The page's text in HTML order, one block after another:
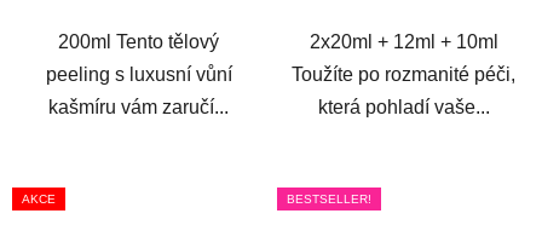
hvězdiček.
200ml Tento tělový
peeling s luxusní vůní
kašmíru vám zaručí...
2x20ml + 12ml + 10ml
Toužíte po rozmanité péči,
která pohladí vaše...
AKCE BESTSELLER!